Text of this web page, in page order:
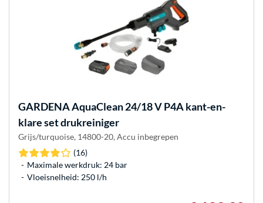
GARDENAAquaClean 24/18 V P4A kant-en-
klare set drukreiniger
Grijs/turquoise, 14800-20, Accu inbegrepen
(16)
Maximale werkdruk: 24 bar
Vloeisnelheid: 250 l/h